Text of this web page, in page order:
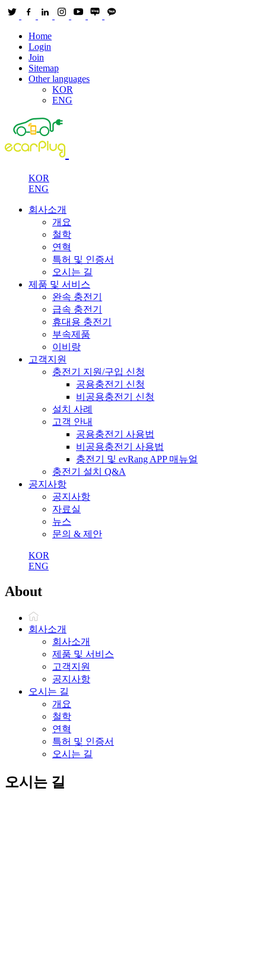
Home
Login
Join
Sitemap
Other languages
KOR
ENG
KOR
ENG
회사소개
개요
철학
연혁
특허 및 인증서
오시는 길
제품 및 서비스
완속 충전기
급속 충전기
휴대용 충전기
부속제품
이비랑
고객지원
충전기 지원/구입 신청
공용충전기 신청
비공용충전기 신청
설치 사례
고객 안내
공용충전기 사용법
비공용충전기 사용법
충전기 및 evRang APP 매뉴얼
충전기 설치 Q&A
공지사항
공지사항
자료실
뉴스
문의 & 제안
KOR
ENG
About
회사소개
회사소개
제품 및 서비스
고객지원
공지사항
오시는 길
개요
철학
연혁
특허 및 인증서
오시는 길
오시는 길